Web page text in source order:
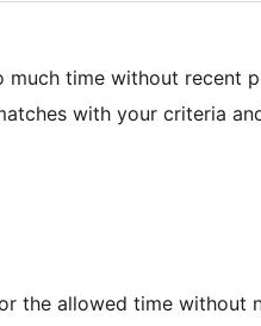
time without recent
with your criteria
the allowed time without